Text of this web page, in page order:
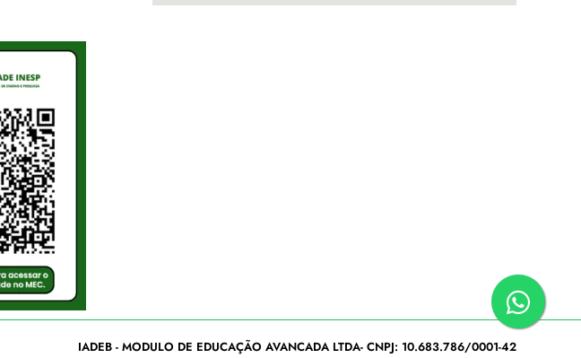
IADEB - MODULO DE EDUCAÇÃO AVANCADA LTDA- CNPJ: 10.683.786/0001-42